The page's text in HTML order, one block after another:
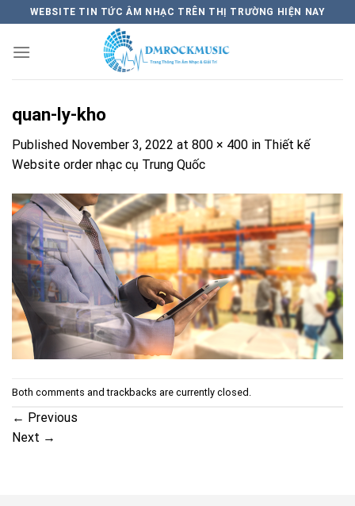
content
WEBSITE TIN TỨC ÂM NHẠC TRÊN THỊ TRƯỜNG HIỆN NAY
quan-ly-kho
Published November 3, 2022 at 800 × 400 in Thiết kế
Website order nhạc cụ Trung Quốc
Both comments and trackbacks are currently closed.
← Previous
Next →